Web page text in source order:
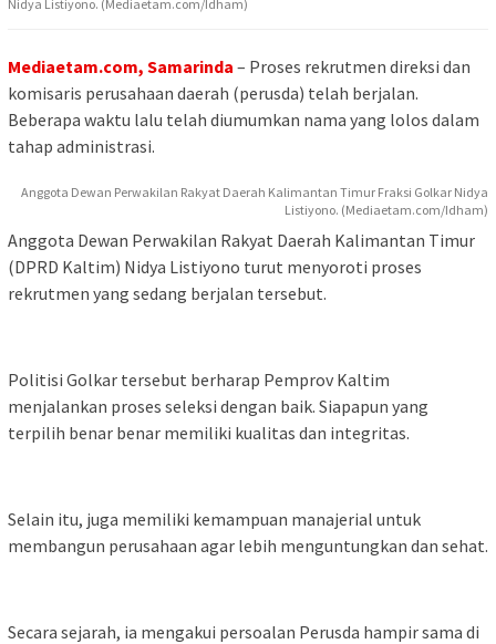
Nidya Listiyono. (Mediaetam.com/Idham)
Mediaetam.com, Samarinda – Proses rekrutmen direksi dan
komisaris perusahaan daerah (perusda) telah berjalan.
Beberapa waktu lalu telah diumumkan nama yang lolos dalam
tahap administrasi.
Anggota Dewan Perwakilan Rakyat Daerah Kalimantan Timur Fraksi Golkar Nidya
Listiyono. (Mediaetam.com/Idham)
Anggota Dewan Perwakilan Rakyat Daerah Kalimantan Timur
(DPRD Kaltim) Nidya Listiyono turut menyoroti proses
rekrutmen yang sedang berjalan tersebut.
Politisi Golkar tersebut berharap Pemprov Kaltim
menjalankan proses seleksi dengan baik. Siapapun yang
terpilih benar benar memiliki kualitas dan integritas.
Selain itu, juga memiliki kemampuan manajerial untuk
membangun perusahaan agar lebih menguntungkan dan sehat.
Secara sejarah, ia mengakui persoalan Perusda hampir sama di